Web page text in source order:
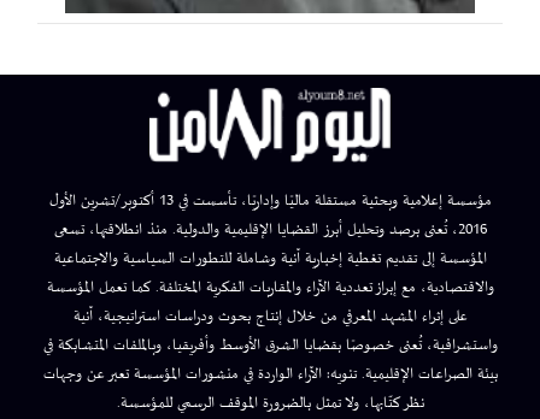
مؤسسة إعلامية وبحثية مستقلة ماليًا وإداريًا، تأسست في 13 أكتوبر/تشرين الأول
2016، تُعنى برصد وتحليل أبرز القضايا الإقليمية والدولية. منذ انطلاقتها، تسعى
المؤسسة إلى تقديم تغطية إخبارية آنية وشاملة للتطورات السياسية والاجتماعية
والاقتصادية، مع إبراز تعددية الآراء والمقاربات الفكرية المختلفة. كما تعمل المؤسسة
على إثراء المشهد المعرفي من خلال إنتاج بحوث ودراسات استراتيجية، آنية
واستشرافية، تُعنى خصوصًا بقضايا الشرق الأوسط وأفريقيا، وبالملفات المتشابكة في
بيئة الصراعات الإقليمية. تنويه: الآراء الواردة في منشورات المؤسسة تعبر عن وجهات
نظر كتّابها، ولا تمثل بالضرورة الموقف الرسمي للمؤسسة.